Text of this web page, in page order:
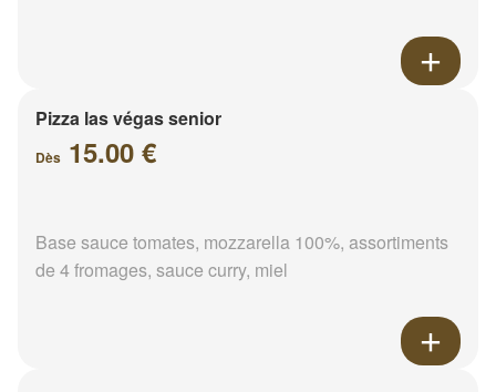
Pizza las végas senior
Dès 15.00 €
Base sauce tomates, mozzarella 100%, assortiments
de 4 fromages, sauce curry, miel